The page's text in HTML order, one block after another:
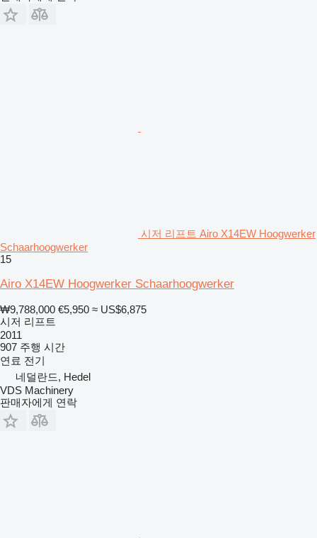
시저 리프트 Airo X14EW Hoogwerker
Schaarhoogwerker
15
Airo X14EW Hoogwerker Schaarhoogwerker
₩9,788,000 €5,950 ≈ US$6,875
시저 리프트
2011
907 주행 시간
연료 전기
네덜란드, Hedel
VDS Machinery
판매자에게 연락